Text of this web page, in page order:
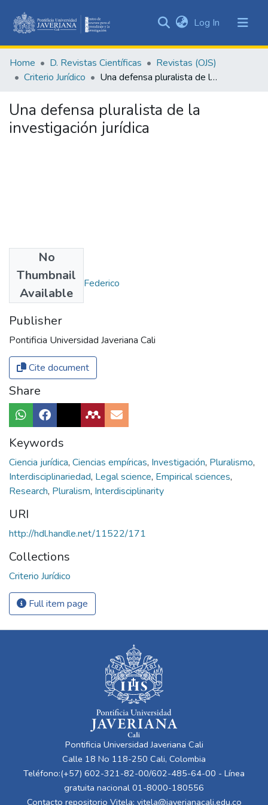
&
Collections
Statistics
Log In (current)
Home D. Revistas Científicas
Revistas (OJS)
Criterio Jurídico
Una defensa pluralista de la investigación jurídica
Una defensa pluralista de la
investigación jurídica
No
Thumbnail
Available
Authors
Escobar Córdoba, Federico
Publisher
Pontificia Universidad Javeriana Cali
Cite document
Share
Keywords
Ciencia jurídica, Ciencias empíricas, Investigación, Pluralismo,
Interdisciplinariedad, Legal science, Empirical sciences,
Research, Pluralism, Interdisciplinarity
URI
http://hdl.handle.net/11522/171
Collections
Criterio Jurídico
Full item page
Pontificia Universidad Javeriana Cali
Calle 18 No 118-250 Cali, Colombia
Teléfono:(+57) 602-321-82-00/602-485-64-00 - Línea
gratuita nacional 01-8000-180556
Contacto repositorio Vitela: vitela@javerianacali.edu.co